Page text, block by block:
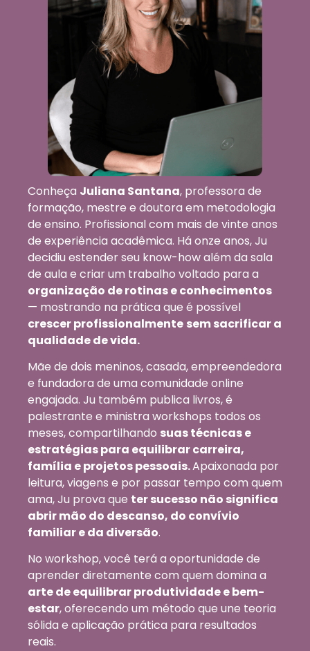
Conheça Juliana Santana, professora de
formação, mestre e doutora em metodologia
de ensino. Profissional com mais de vinte anos
de experiência acadêmica. Há onze anos, Ju
decidiu estender seu know-how além da sala
de aula e criar um trabalho voltado para a
organização de rotinas e conhecimentos
— mostrando na prática que é possível
crescer profissionalmente sem sacrificar a
qualidade de vida.
Mãe de dois meninos, casada, empreendedora
e fundadora de uma comunidade online
engajada. Ju também publica livros, é
palestrante e ministra workshops todos os
meses, compartilhando suas técnicas e
estratégias para equilibrar carreira,
família e projetos pessoais.Apaixonada por
leitura, viagens e por passar tempo com quem
ama, Ju prova que ter sucesso não significa
abrir mão do descanso, do convívio
familiar e da diversão.
No workshop, você terá a oportunidade de
aprender diretamente com quem domina a
arte de equilibrar produtividade e bem-
estar, oferecendo um método que une teoria
sólida e aplicação prática para resultados
reais.